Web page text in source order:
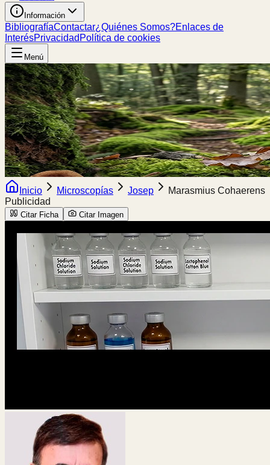
Información
BibliografíaContactar¿Quiénes Somos?Enlaces de
InterésPrivacidad Política de cookies
Menú
Inicio Microscopías Josep
Marasmius Cohaerens
Publicidad
Citar Ficha Citar Imagen